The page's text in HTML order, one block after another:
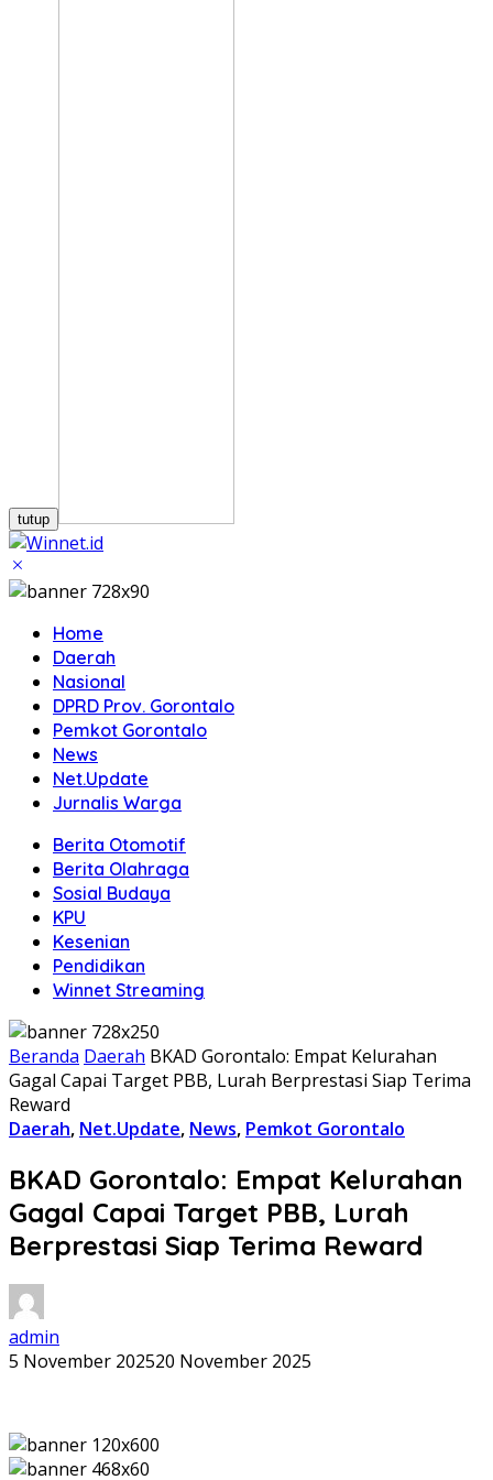
tutup
Home
Daerah
Nasional
DPRD Prov. Gorontalo
Pemkot Gorontalo
News
Net.Update
Jurnalis Warga
Berita Otomotif
Berita Olahraga
Sosial Budaya
KPU
Kesenian
Pendidikan
Winnet Streaming
Beranda Daerah BKAD Gorontalo: Empat Kelurahan
Gagal Capai Target PBB, Lurah Berprestasi Siap Terima
Reward
Daerah, Net.Update, News, Pemkot Gorontalo
BKAD Gorontalo: Empat Kelurahan
Gagal Capai Target PBB, Lurah
Berprestasi Siap Terima Reward
admin
5 November 202520 November 2025